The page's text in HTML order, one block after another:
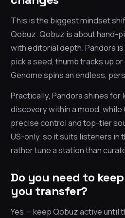
This is the biggest mindset
Qobuz. Qobuz is about hand-
with editorial depth. Pandora
pick a seed, thumb tracks up
Genome spins an endless,
Practically, Pandora shines for
discovery within a mood, while
precise control and top-tier
US-only, so it suits listeners in
rather tune a station than
Do you need to
you transfer?
Yes — keep Qobuz active until